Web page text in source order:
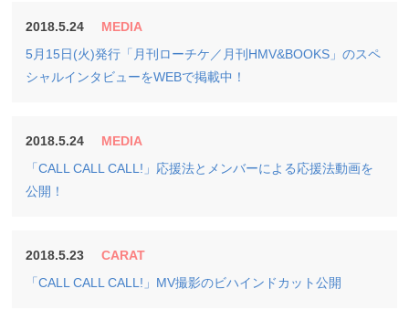
2018.5.24
MEDIA
5月15日(火)発行「月刊ローチケ／月刊HMV&BOOKS」のスペ
シャルインタビューをWEBで掲載中！
2018.5.24
MEDIA
「CALL CALL CALL!」応援法とメンバーによる応援法動画を
公開！
2018.5.23
CARAT
「CALL CALL CALL!」MV撮影のビハインドカット公開